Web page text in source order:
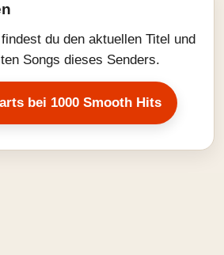
du den aktuellen Titel und
Songs dieses Senders.
bei 1000 Smooth Hits